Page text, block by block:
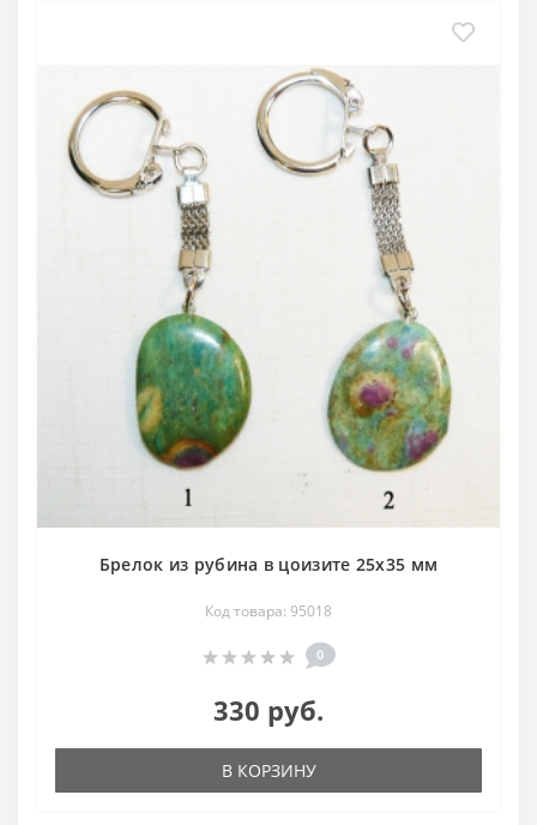
Брелок из рубина в цоизите 25х35 мм
Код товара: 95018
0
330 руб.
В КОРЗИНУ